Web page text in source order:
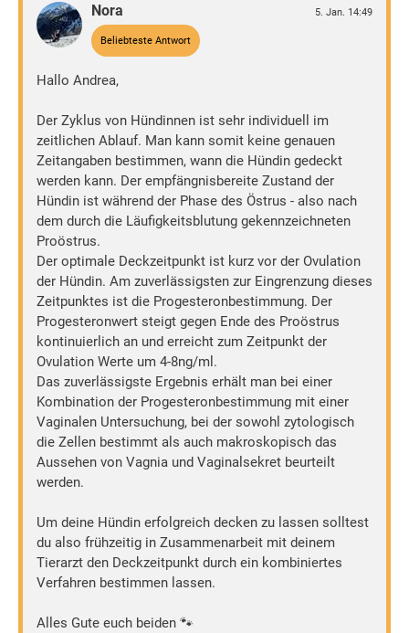
Nora
Beliebteste Antwort
5. Jan. 14:49
Hallo Andrea,
Der Zyklus von Hündinnen ist sehr individuell im
zeitlichen Ablauf. Man kann somit keine genauen
Zeitangaben bestimmen, wann die Hündin gedeckt
werden kann. Der empfängnisbereite Zustand der
Hündin ist während der Phase des Östrus - also nach
dem durch die Läufigkeitsblutung gekennzeichneten
Proöstrus.
Der optimale Deckzeitpunkt ist kurz vor der Ovulation
der Hündin. Am zuverlässigsten zur Eingrenzung dieses
Zeitpunktes ist die Progesteronbestimmung. Der
Progesteronwert steigt gegen Ende des Proöstrus
kontinuierlich an und erreicht zum Zeitpunkt der
Ovulation Werte um 4-8ng/ml.
Das zuverlässigste Ergebnis erhält man bei einer
Kombination der Progesteronbestimmung mit einer
Vaginalen Untersuchung, bei der sowohl zytologisch
die Zellen bestimmt als auch makroskopisch das
Aussehen von Vagnia und Vaginalsekret beurteilt
werden.
Um deine Hündin erfolgreich decken zu lassen solltest
du also frühzeitig in Zusammenarbeit mit deinem
Tierarzt den Deckzeitpunkt durch ein kombiniertes
Verfahren bestimmen lassen.
Alles Gute euch beiden 🐾